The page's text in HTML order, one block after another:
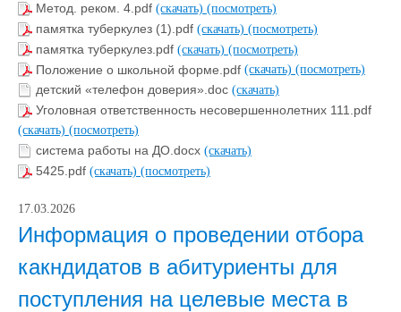
Метод. реком. 4.pdf (скачать) (посмотреть)
памятка туберкулез (1).pdf (скачать) (посмотреть)
памятка туберкулез.pdf (скачать) (посмотреть)
Положение о школьной форме.pdf (скачать) (посмотреть)
детский «телефон доверия».doc (скачать)
Уголовная ответственность несовершеннолетних 111.pdf
(скачать) (посмотреть)
система работы на ДО.docx (скачать)
5425.pdf (скачать) (посмотреть)
17.03.2026
Информация о проведении отбора
какндидатов в абитуриенты для
поступления на целевые места в